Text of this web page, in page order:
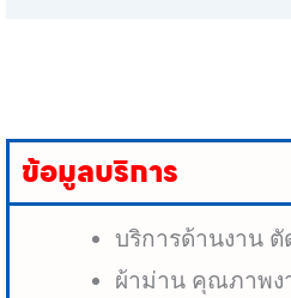
ข้อมูลบริการ
บริการด้านงาน
ผ้าม่าน คุณภาพง